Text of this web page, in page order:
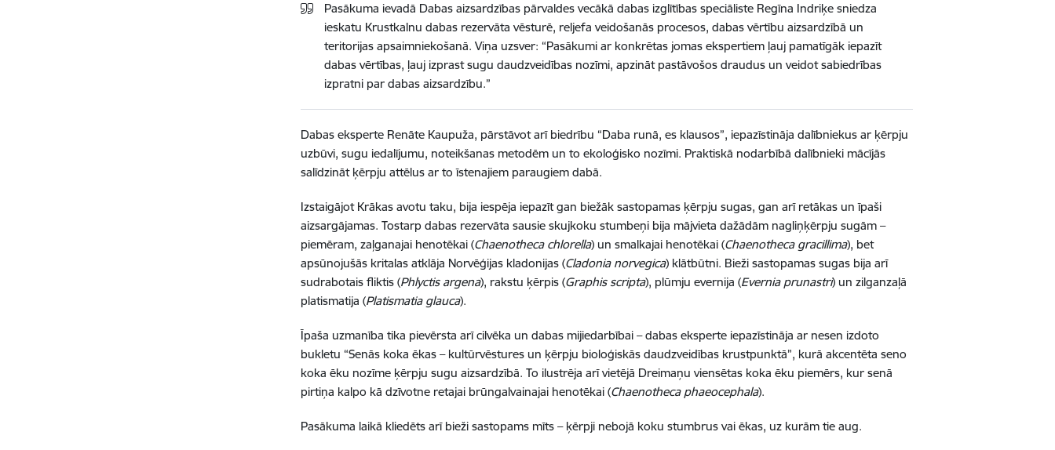
Pasākuma ievadā Dabas aizsardzības pārvaldes vecākā dabas izglītības speciāliste Regīna Indriķe sniedza
ieskatu Krustkalnu dabas rezervāta vēsturē, reljefa veidošanās procesos, dabas vērtību aizsardzībā un
teritorijas apsaimniekošanā. Viņa uzsver: “Pasākumi ar konkrētas jomas ekspertiem ļauj pamatīgāk iepazīt
dabas vērtības, ļauj izprast sugu daudzveidības nozīmi, apzināt pastāvošos draudus un veidot sabiedrības
izpratni par dabas aizsardzību.”
Dabas eksperte Renāte Kaupuža, pārstāvot arī biedrību “Daba runā, es klausos”, iepazīstināja dalībniekus ar ķērpju
uzbūvi, sugu iedalījumu, noteikšanas metodēm un to ekoloģisko nozīmi. Praktiskā nodarbībā dalībnieki mācījās
salīdzināt ķērpju attēlus ar to īstenajiem paraugiem dabā.
Izstaigājot Krākas avotu taku, bija iespēja iepazīt gan biežāk sastopamas ķērpju sugas, gan arī retākas un īpaši
aizsargājamas. Tostarp dabas rezervāta sausie skujkoku stumbeņi bija mājvieta dažādām nagliņķērpju sugām –
piemēram, zaļganajai henotēkai (Chaenotheca chlorella) un smalkajai henotēkai (Chaenotheca gracillima), bet
apsūnojušās kritalas atklāja Norvēģijas kladonijas (Cladonia norvegica) klātbūtni. Bieži sastopamas sugas bija arī
sudrabotais fliktis (Phlyctis argena), rakstu ķērpis (Graphis scripta), plūmju evernija (Evernia prunastri) un zilganzaļā
platismatija (Platismatia glauca).
Īpaša uzmanība tika pievērsta arī cilvēka un dabas mijiedarbībai – dabas eksperte iepazīstināja ar nesen izdoto
bukletu “Senās koka ēkas – kultūrvēstures un ķērpju bioloģiskās daudzveidības krustpunktā”, kurā akcentēta seno
koka ēku nozīme ķērpju sugu aizsardzībā. To ilustrēja arī vietējā Dreimaņu viensētas koka ēku piemērs, kur senā
pirtiņa kalpo kā dzīvotne retajai brūngalvainajai henotēkai (Chaenotheca phaeocephala).
Pasākuma laikā kliedēts arī bieži sastopams mīts – ķērpji nebojā koku stumbrus vai ēkas, uz kurām tie aug.